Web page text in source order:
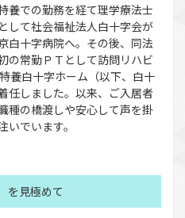
養での勤務を経て理学療法士
して社会福祉法人白十字会が
白十字病院へ。その後、同法
の常勤ＰＴとして訪問リハビ
養白十字ホーム（以下、白十
任しました。以来、ご入居者
種の橋渡しや安心して声を掛
でいます。
を見極めて